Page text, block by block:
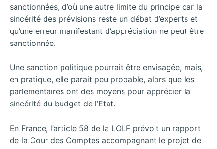
sanctionnées, d’où une autre limite du principe car la
sincérité des prévisions reste un débat d’experts et
qu’une erreur manifestant d’appréciation ne peut être
sanctionnée.
Une sanction politique pourrait être envisagée, mais,
en pratique, elle parait peu probable, alors que les
parlementaires ont des moyens pour apprécier la
sincérité du budget de l’Etat.
En France, l’article 58 de la LOLF prévoit un rapport
de la Cour des Comptes accompagnant le projet de